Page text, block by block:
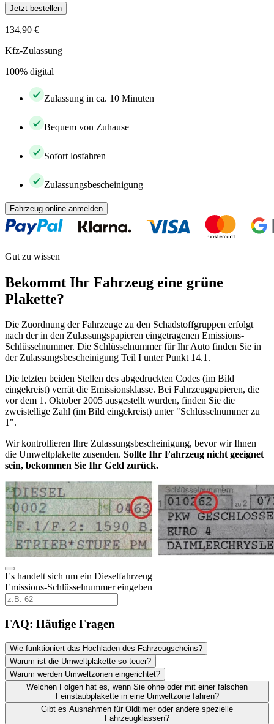
Jetzt bestellen
134,90 €
Kfz-Zulassung
100% digital
Zulassung in ca. 10 Minuten
Bequem von Zuhause
Sofort losfahren
Zulassungsbescheinigung
Fahrzeug online anmelden
Gut zu wissen
Bekommt Ihr Fahrzeug eine grüne
Plakette?
Die Zuordnung der Fahrzeuge zu den Schadstoffgruppen erfolgt
nach der in den Zulassungspapieren eingetragenen Emissions-
Schlüsselnummer. Die Schlüsselnummer für Ihr Auto finden Sie in
der Zulassungsbescheinigung Teil I unter Punkt 14.1.
Die letzten beiden Stellen des abgedruckten Codes (im Bild
eingekreist) verrät die Emissionsklasse. Bei Fahrzeugpapieren, die
vor dem 1. Oktober 2005 ausgestellt wurden, finden Sie die
zweistellige Zahl (im Bild eingekreist) unter "Schlüsselnummer zu
1".
Wir kontrollieren Ihre Zulassungsbescheinigung, bevor wir Ihnen
die Umweltplakette zusenden. Sollte Ihr Fahrzeug nicht geeignet
sein, bekommen Sie Ihr Geld zurück.
Es handelt sich um ein Dieselfahrzeug
Emissions-Schlüsselnummer eingeben
FAQ: Häufige Fragen
Wie funktioniert das Hochladen des Fahrzeugscheins?
Warum ist die Umweltplakette so teuer?
Warum werden Umweltzonen eingerichtet?
Welchen Folgen hat es, wenn Sie ohne oder mit einer falschen
Feinstaubplakette in eine Umweltzone fahren?
Gibt es Ausnahmen für Oldtimer oder andere spezielle
Fahrzeugklassen?